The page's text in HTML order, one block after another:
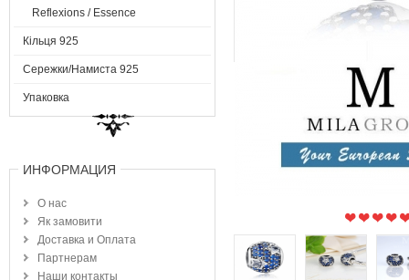
Reflexions / Essence
Кільця 925
Сережки/Намиста 925
Упаковка
ИНФОРМАЦИЯ
О нас
Як замовити
Доставка и Оплата
Партнерам
Наши контакты